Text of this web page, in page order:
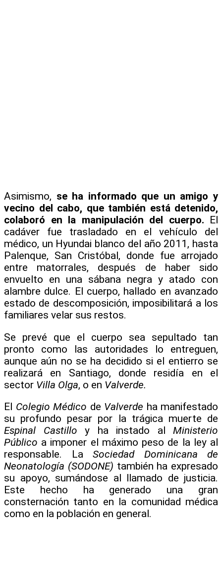
Asimismo, se ha informado que un amigo y
vecino del cabo, que también está detenido,
colaboró en la manipulación del cuerpo. El
cadáver fue trasladado en el vehículo del
médico, un Hyundai blanco del año 2011, hasta
Palenque, San Cristóbal, donde fue arrojado
entre matorrales, después de haber sido
envuelto en una sábana negra y atado con
alambre dulce. El cuerpo, hallado en avanzado
estado de descomposición, imposibilitará a los
familiares velar sus restos.
Se prevé que el cuerpo sea sepultado tan
pronto como las autoridades lo entreguen,
aunque aún no se ha decidido si el entierro se
realizará en Santiago, donde residía en el
sector Villa Olga, o en Valverde.
El Colegio Médico de Valverde ha manifestado
su profundo pesar por la trágica muerte de
Espinal Castillo y ha instado al Ministerio
Público a imponer el máximo peso de la ley al
responsable. La Sociedad Dominicana de
Neonatología (SODONE) también ha expresado
su apoyo, sumándose al llamado de justicia.
Este hecho ha generado una gran
consternación tanto en la comunidad médica
como en la población en general.